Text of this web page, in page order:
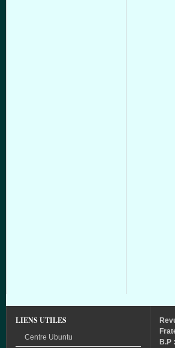
LIENS UTILES
Centre Ubuntu
B.P